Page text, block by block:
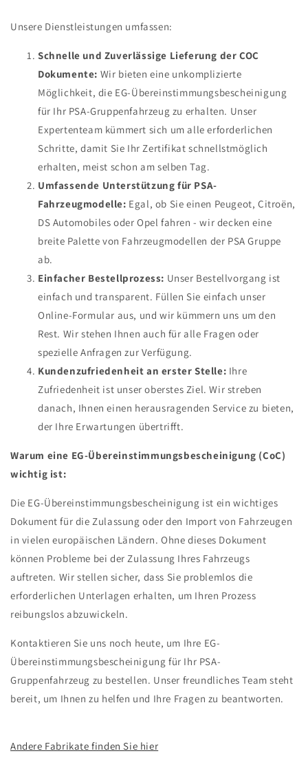
Unsere Dienstleistungen umfassen:
Schnelle und Zuverlässige Lieferung der COC
Dokumente: Wir bieten eine unkomplizierte
Möglichkeit, die EG-Übereinstimmungsbescheinigung
für Ihr PSA-Gruppenfahrzeug zu erhalten. Unser
Expertenteam kümmert sich um alle erforderlichen
Schritte, damit Sie Ihr Zertifikat schnellstmöglich
erhalten, meist schon am selben Tag.
Umfassende Unterstützung für PSA-
Fahrzeugmodelle: Egal, ob Sie einen Peugeot, Citroën,
DS Automobiles oder Opel fahren - wir decken eine
breite Palette von Fahrzeugmodellen der PSA Gruppe
ab.
Einfacher Bestellprozess: Unser Bestellvorgang ist
einfach und transparent. Füllen Sie einfach unser
Online-Formular aus, und wir kümmern uns um den
Rest. Wir stehen Ihnen auch für alle Fragen oder
spezielle Anfragen zur Verfügung.
Kundenzufriedenheit an erster Stelle: Ihre
Zufriedenheit ist unser oberstes Ziel. Wir streben
danach, Ihnen einen herausragenden Service zu bieten,
der Ihre Erwartungen übertrifft.
Warum eine EG-Übereinstimmungsbescheinigung (CoC)
wichtig ist:
Die EG-Übereinstimmungsbescheinigung ist ein wichtiges
Dokument für die Zulassung oder den Import von Fahrzeugen
in vielen europäischen Ländern. Ohne dieses Dokument
können Probleme bei der Zulassung Ihres Fahrzeugs
auftreten. Wir stellen sicher, dass Sie problemlos die
erforderlichen Unterlagen erhalten, um Ihren Prozess
reibungslos abzuwickeln.
Kontaktieren Sie uns noch heute, um Ihre EG-
Übereinstimmungsbescheinigung für Ihr PSA-
Gruppenfahrzeug zu bestellen. Unser freundliches Team steht
bereit, um Ihnen zu helfen und Ihre Fragen zu beantworten.
Andere Fabrikate finden Sie hier